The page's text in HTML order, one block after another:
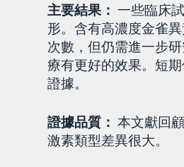
主要結果： 一些臨床
形。含有高濃度金雀
次數，但仍需進一步
療有更好的效果。短
證據。
證據品質： 本文獻回
激素類型差異很大。